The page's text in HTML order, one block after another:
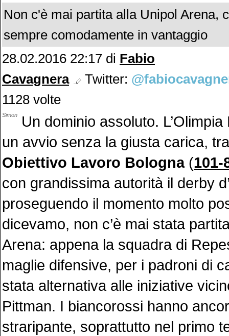
Non c'è mai partita alla Unipol Arena,
sempre comodamente in vantaggio
28.02.2016 22:17 di Fabio
Cavagnera
Twitter:
1128 volte
Simon
Un dominio assoluto.
un avvio senza la giusta carica,
Obiettivo Lavoro Bologna(101-
con grandissima autorità il derby
proseguendo il momento molto
dicevamo, non c’è mai stata
Arena: appena la squadra di
maglie difensive, per i padroni di
stata alternativa alle iniziative
Pittman. I biancorossi hanno
straripante, soprattutto nel primo